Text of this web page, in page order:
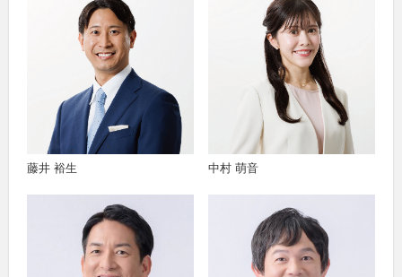
藤井 裕生 中村 萌音